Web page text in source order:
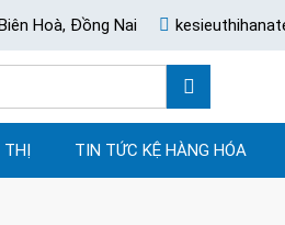
Hoà, Đồng Nai
THỊ TIN TỨC KỆ HÀNG HÓA